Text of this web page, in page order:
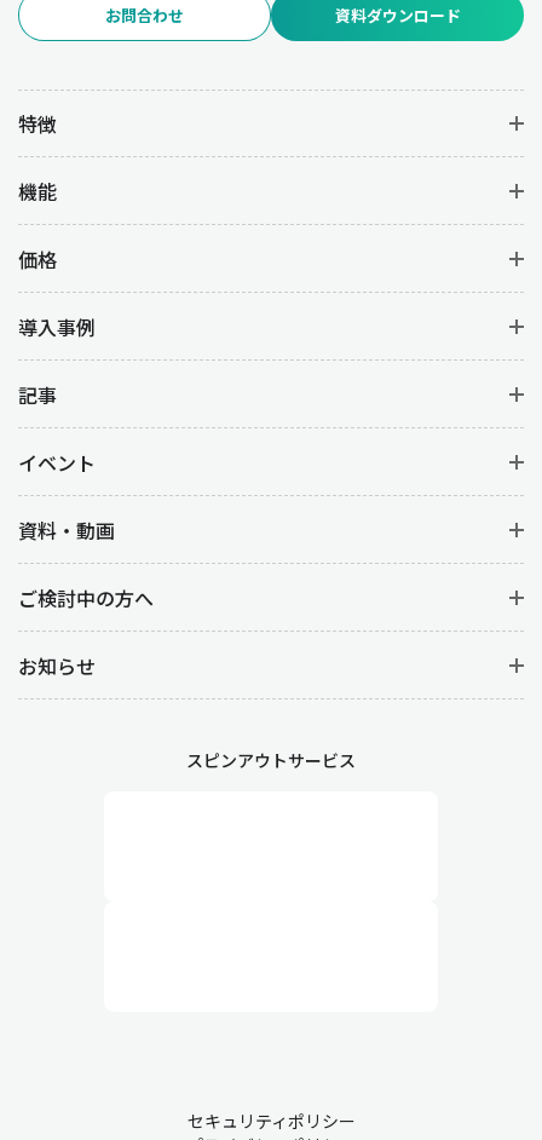
お問合わせ 資料ダウンロード
特徴
機能
価格
導入事例
記事
イベント
資料・動画
ご検討中の方へ
お知らせ
スピンアウトサービス
セキュリティポリシー